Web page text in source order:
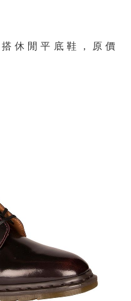
休閒平底鞋，原價